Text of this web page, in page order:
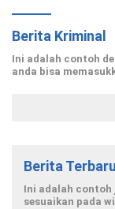
Berita Kriminal
Ini adalah contoh
anda bisa
Berita Terbaru
Ini adalah contoh
sesuaikan pada